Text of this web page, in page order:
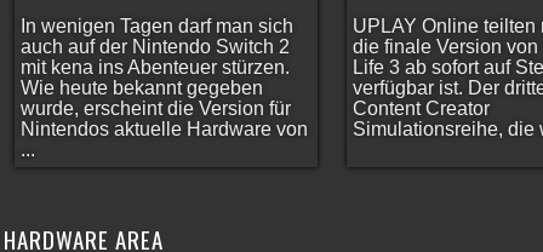
In wenigen Tagen darf man sich
auch auf der Nintendo Switch 2
mit kena ins Abenteuer stürzen.
Wie heute bekannt gegeben
wurde, erscheint die Version für
Nintendos aktuelle Hardware von
...
UPLAY Online teilten
die finale Version von
Life 3 ab sofort auf
verfügbar ist. Der
Content Creator
Simulationsreihe, die
HARDWARE AREA